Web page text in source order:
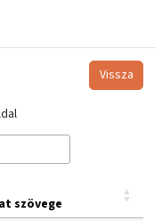
Vissza
szövege